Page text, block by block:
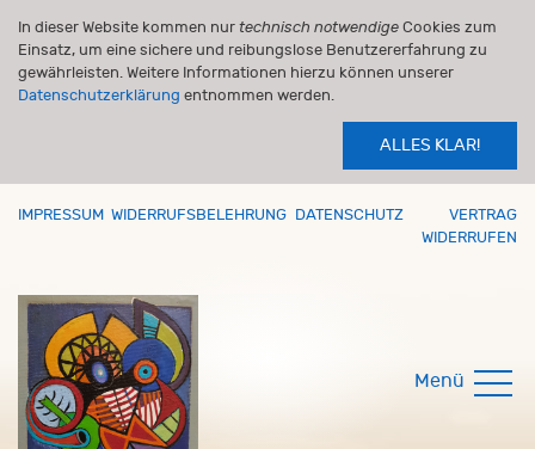
In dieser Website kommen nur technisch notwendige Cookies zum
Einsatz, um eine sichere und reibungslose Benutzererfahrung zu
gewährleisten. Weitere Informationen hierzu können unserer
Datenschutzerklärung entnommen werden.
ALLES KLAR!
IMPRESSUM WIDERRUFSBELEHRUNG DATENSCHUTZ
VERTRAG
WIDERRUFEN
Menü